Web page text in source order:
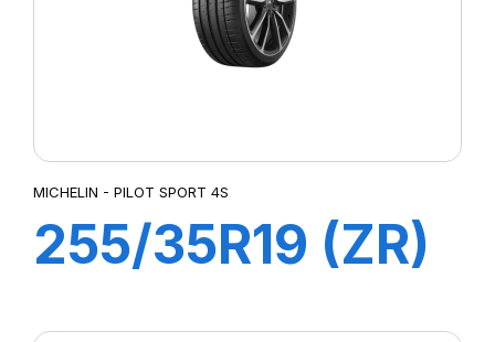
MICHELIN - PILOT SPORT 4S
255/35R19 (ZR)